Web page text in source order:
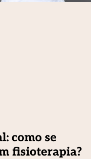
como se
fisioterapia?